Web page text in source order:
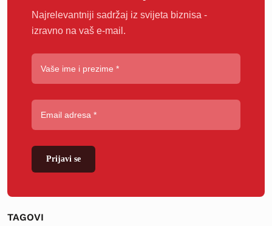
Najrelevantniji sadržaj iz svijeta biznisa -
izravno na vaš e-mail.
Prijavi se
TAGOVI